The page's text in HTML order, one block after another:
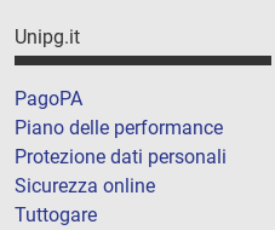
Unipg.it
PagoPA
Piano delle performance
Protezione dati personali
Sicurezza online
Tuttogare